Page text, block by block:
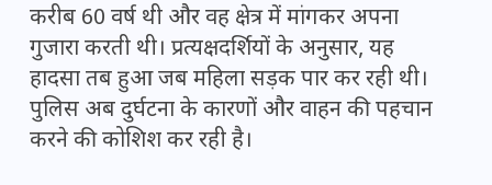
करीब 60 वर्ष थी और वह क्षेत्र में मांगकर अपना
गुजारा करती थी। प्रत्यक्षदर्शियों के अनुसार, यह
हादसा तब हुआ जब महिला सड़क पार कर रही थी।
पुलिस अब दुर्घटना के कारणों और वाहन की पहचान
करने की कोशिश कर रही है।